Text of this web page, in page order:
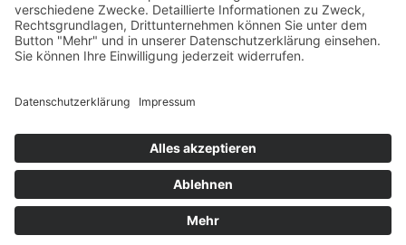
© Von Hier – Vulkaneifel | Designed by mindcopter